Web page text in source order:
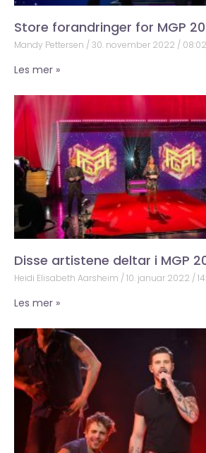
Store forandringer for MGP
Mandy Pettersen 30. november 2022 08:02
Les mer »
Disse artistene deltar i MGP
Heidi Elisabeth Aarsheim 10. januar 2022
Les mer »